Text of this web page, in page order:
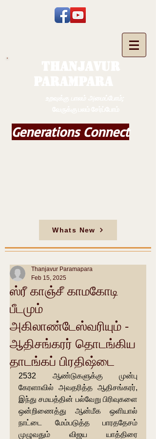
Generations Connect
Whats New
ஸ்ரீ காஞ்சீ காமகோடி
பீடமும்
அகிலாண்டேஸ்வரியும் -
ஆதிசங்கரர் தொடங்கிய
தாடங்கப் பிரதிஷ்டை
Thanjavur Paramapara
Feb 15, 2025
2532 ஆண்டுகளுக்கு முன்பு
கேரளாவில் அவதரித்த ஆதிசங்கரர்,
இந்து சமயத்தின் பல்வேறு பிரிவுகளை
ஒன்றிணைத்து ஆன்மீக ஒளியால்
நாட்டை மேம்படுத்த பாரததேசம்
முழுவதும் விஜய யாத்திரை